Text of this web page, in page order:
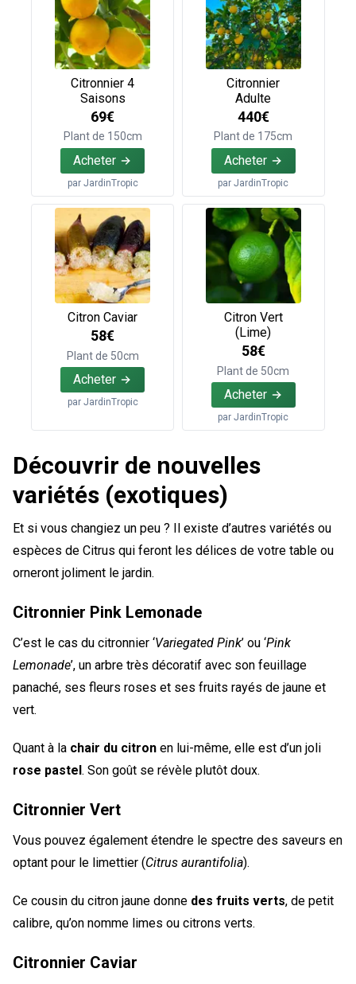
Citronnier 4
Saisons
69€
Plant de 150cm
Acheter
par JardinTropic
Citronnier
Adulte
440€
Plant de 175cm
Acheter
parJardinTropic
Citron Caviar
58€
Plant de 50cm
Acheter
par JardinTropic
Citron Vert
(Lime)
58€
Plant de 50cm
Acheter
parJardinTropic
Découvrir de nouvelles
variétés (exotiques)
Et si vous changiez un peu ? Il existe d’autres variétés ou
espèces de Citrus qui feront les délices de votre table ou
orneront joliment le jardin.
Citronnier Pink Lemonade
C’est le cas du citronnier ‘Variegated Pink’ ou ‘Pink
Lemonade’, un arbre très décoratif avec son feuillage
panaché, ses fleurs roses et ses fruits rayés de jaune et
vert.
Quant à la chair du citron en lui-même, elle est d’un joli
rose pastel. Son goût se révèle plutôt doux.
Citronnier Vert
Vous pouvez également étendre le spectre des saveurs en
optant pour le limettier (Citrus aurantifolia).
Ce cousin du citron jaune donne des fruits verts, de petit
calibre, qu’on nomme limes ou citrons verts.
Citronnier Caviar